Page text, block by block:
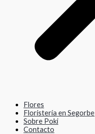
Flores
Floristería en Segorbe
Sobre Poki
Contacto